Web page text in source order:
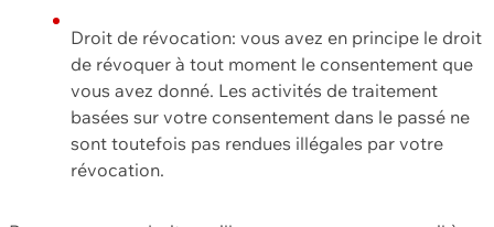
Droit de révocation: vous avez en principe le droit
de révoquer à tout moment le consentement que
vous avez donné. Les activités de traitement
basées sur votre consentement dans le passé ne
sont toutefois pas rendues illégales par votre
révocation.